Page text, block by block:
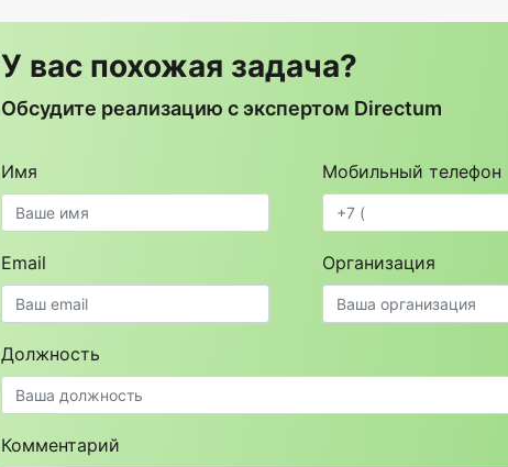
У вас похожая задача?
Обсудите реализацию с экспертом Directum
Имя Мобильный телефон
Email Организация
Должность
Комментарий